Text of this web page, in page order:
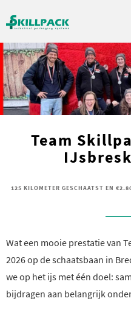
Team
125 KILOMETER GESCHAATST EN
Wat een mooie prestatie van
2026 op de schaatsbaan in
we op het ijs met één doel:
bijdragen aan belangrijk